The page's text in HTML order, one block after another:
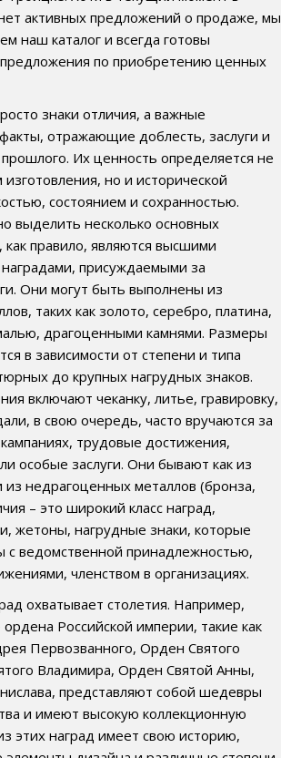
активных предложений о продаже, мы
наш каталог и всегда готовы
по приобретению ценных
знаки отличия, а важные
отражающие доблесть, заслуги и
Их ценность определяется не
но и исторической
состоянием и сохранностью.
выделить несколько основных
правило, являются высшими
присуждаемыми за
Они могут быть выполнены из
таких как золото, серебро, платина,
драгоценными камнями. Размеры
в зависимости от степени и типа
до крупных нагрудных знаков.
включают чеканку, литье, гравировку,
в свою очередь, часто вручаются за
трудовые достижения,
особые заслуги. Они бывают как из
из недрагоценных металлов (бронза,
– это широкий класс наград,
жетоны, нагрудные знаки, которые
с ведомственной принадлежностью,
членством в организациях.
охватывает столетия. Например,
Российской империи, такие как
Первозванного, Орден Святого
Владимира, Орден Святой Анны,
представляют собой шедевры
и имеют высокую коллекционную
этих наград имеет свою историю,